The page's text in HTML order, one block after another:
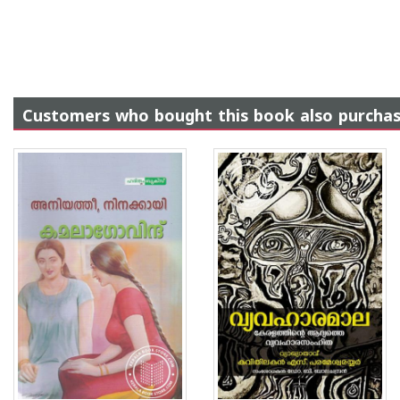
Customers who bought this book also